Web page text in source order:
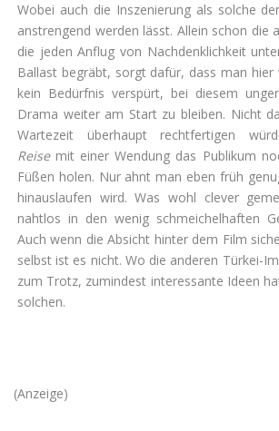
Wobei auch die Inszenierung als solche
anstrengend werden lässt. Allein schon die
die jeden Anflug von Nachdenklichkeit
Ballast begräbt, sorgt dafür, dass man hier
kein Bedürfnis verspürt, bei diesem
Drama weiter am Start zu bleiben. Nicht
Wartezeit überhaupt rechtfertigen
Reisemit einer Wendung das Publikum
Füßen holen. Nur ahnt man eben früh
hinauslaufen wird. Was wohl clever
nahtlos in den wenig schmeichelhaften
Auch wenn die Absicht hinter dem Film
selbst ist es nicht. Wo die anderen Türkei-
zum Trotz, zumindest interessante Ideen
solchen.
(Anzeige)